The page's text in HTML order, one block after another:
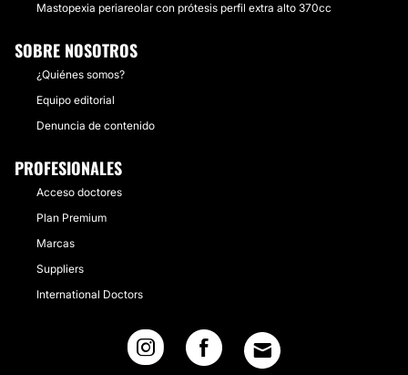
Mastopexia periareolar con prótesis perfil extra alto 370cc
SOBRE NOSOTROS
¿Quiénes somos?
Equipo editorial
Denuncia de contenido
PROFESIONALES
Acceso doctores
Plan Premium
Marcas
Suppliers
International Doctors